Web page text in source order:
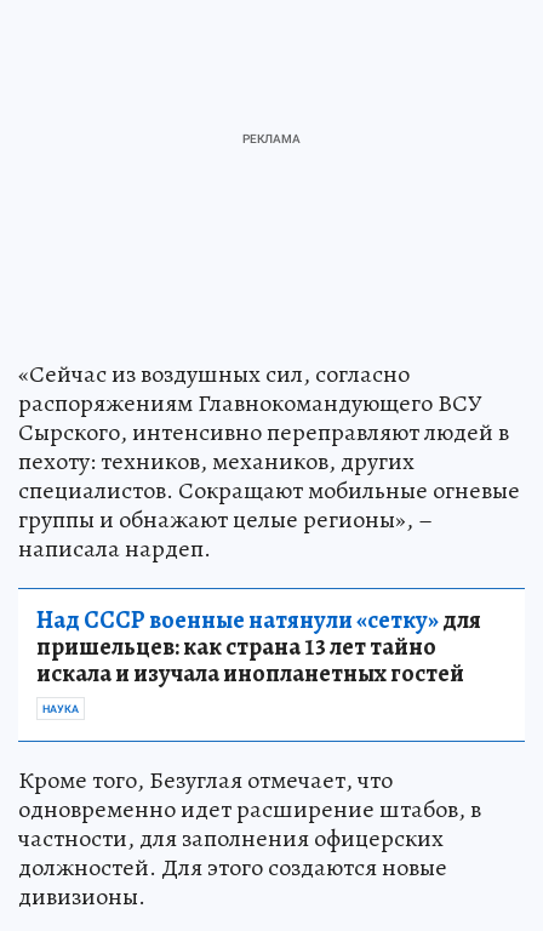
«Сейчас из воздушных сил, согласно
распоряжениям Главнокомандующего ВСУ
Сырского, интенсивно переправляют людей в
пехоту: техников, механиков, других
специалистов. Сокращают мобильные огневые
группы и обнажают целые регионы», –
написала нардеп.
Над СССР военные натянули «сетку»для
пришельцев: как страна 13 лет тайно
искала и изучала инопланетных гостей
НАУКА
Кроме того, Безуглая отмечает, что
одновременно идет расширение штабов, в
частности, для заполнения офицерских
должностей. Для этого создаются новые
дивизионы.